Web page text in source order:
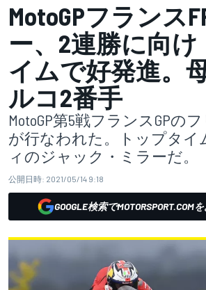
MotoGPフランス
ー、2連勝に向け
イムで好発進。
ルコ2番手
MotoGP第5戦フランスGPの
が行なわれた。トップタイ
ィのジャック・ミラーだ。
公開日時: 2021/05/14 9:18
GOOGLE検索でMOTORSPORT.COM